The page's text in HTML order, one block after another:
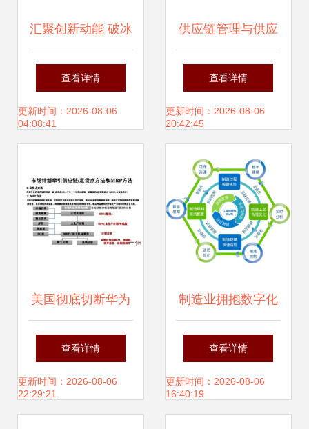
汇聚创新动能 破冰
蓝海市场——哈尔
滨市道里区产业发
查看详情
更新时间：2026-08-06
04:08:41
供应链管理与供应
链金融 激活供应链
管理服务新动能
查看详情
更新时间：2026-08-06
20:42:45
美国彻底切断华为
芯片供应链,什么是
供应链管理 为什么
查看详情
更新时间：2026-08-06
22:29:21
制造业拥抱数字化
未来 “灯塔工厂”引
领产业转型，供应
查看详情
更新时间：2026-08-06
16:40:19